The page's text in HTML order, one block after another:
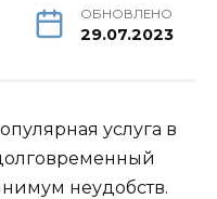
ОБНОВЛЕНО
29.07.2023
услуга в
неудобств.